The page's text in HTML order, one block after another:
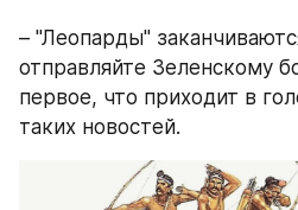
– "Леопарды"
отправляйте Зеленскому
первое, что приходит в
таких новостей.